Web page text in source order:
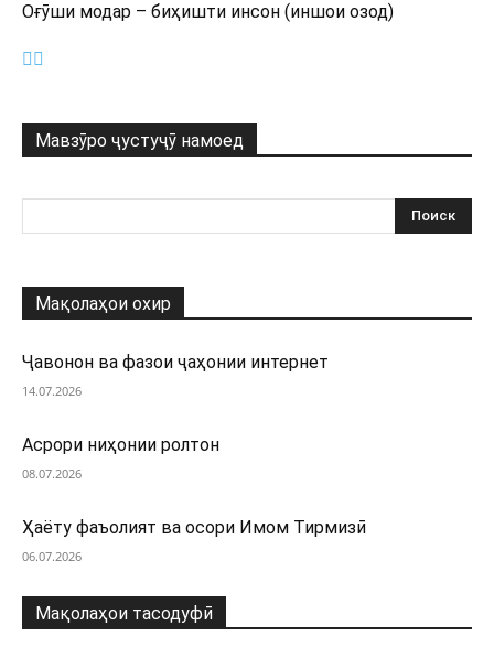
Оғӯши модар – биҳишти инсон (иншои озод)
Мавзӯро ҷустуҷӯ намоед
Мақолаҳои охир
Ҷавонон ва фазои ҷаҳонии интернет
14.07.2026
Асрори ниҳонии ролтон
08.07.2026
Ҳаёту фаъолият ва осори Имом Тирмизӣ
06.07.2026
Мақолаҳои тасодуфӣ